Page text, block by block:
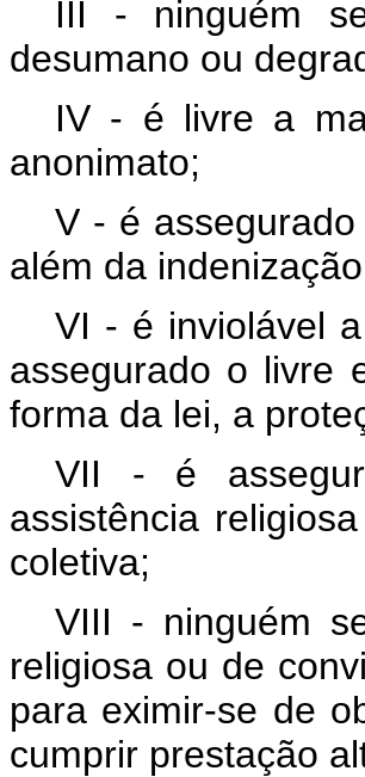
III - ninguém
desumano ou
IV - é livre a
anonimato;
V - é
além da
VI - é inviolável
assegurado o livre
forma da lei, a
VII - é
assistência
coletiva;
VIII - ninguém
religiosa ou de
para eximir-se de
cumprir prestação